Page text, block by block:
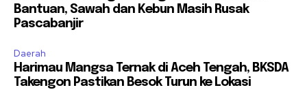
Bantuan, Sawah dan Kebun Masih Rusak
Pascabanjir
Daerah
Harimau Mangsa Ternak di Aceh Tengah, BKSDA
Takengon Pastikan Besok Turun ke Lokasi